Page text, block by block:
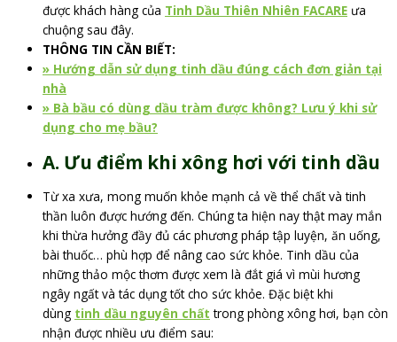
được khách hàng của Tinh Dầu Thiên Nhiên FACARE ưa
chuộng sau đây.
THÔNG TIN CẦN BIẾT:
» Hướng dẫn sử dụng tinh dầu đúng cách đơn giản tại
nhà
» Bà bầu có dùng dầu tràm được không? Lưu ý khi sử
dụng cho mẹ bầu?
A. Ưu điểm khi xông hơi với tinh dầu
Từ xa xưa, mong muốn khỏe mạnh cả về thể chất và tinh
thần luôn được hướng đến. Chúng ta hiện nay thật may mắn
khi thừa hưởng đầy đủ các phương pháp tập luyện, ăn uống,
bài thuốc… phù hợp để nâng cao sức khỏe. Tinh dầu của
những thảo mộc thơm được xem là đắt giá vì mùi hương
ngây ngất và tác dụng tốt cho sức khỏe. Đặc biệt khi
dùng tinh dầu nguyên chất trong phòng xông hơi, bạn còn
nhận được nhiều ưu điểm sau: